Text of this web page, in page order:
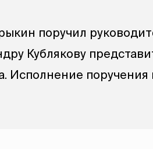
поручил
Кублякову
Исполнение